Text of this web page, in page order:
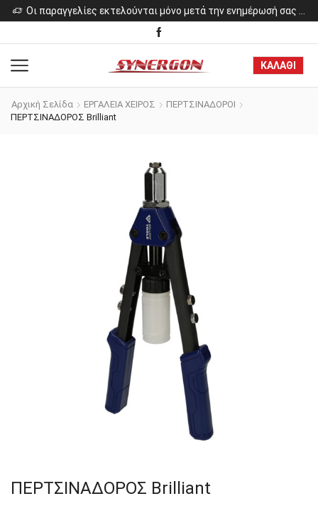
ΚΑΛΑΘΙ
Αρχική Σελίδα ΕΡΓΑΛΕΙΑ ΧΕΙΡΟΣ
ΠΕΡΤΣΙΝΑΔΟΡΟΙ
ΠΕΡΤΣΙΝΑΔΟΡΟΣ Brilliant
ΠΕΡΤΣΙΝΑΔΟΡΟΣ Brilliant